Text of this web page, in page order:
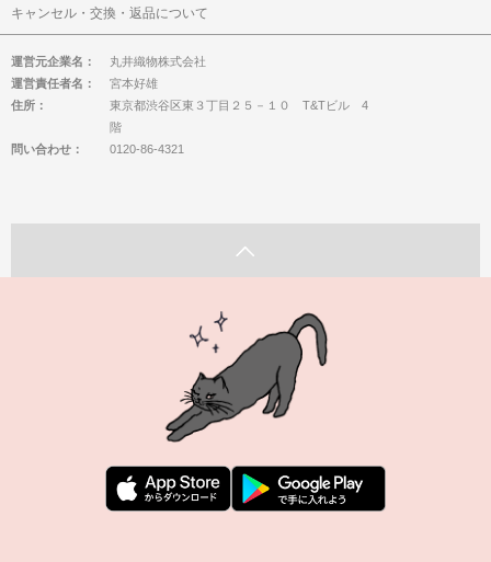
キャンセル・交換・返品について
運営元企業名：
丸井織物株式会社
運営責任者名：
宮本好雄
住所：
東京都渋谷区東３丁目２５－１０ T&Tビル 4
階
問い合わせ：
0120-86-4321